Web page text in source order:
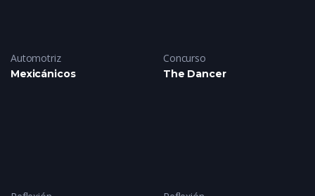
Automotriz
Mexicánicos
Concurso
The Dancer